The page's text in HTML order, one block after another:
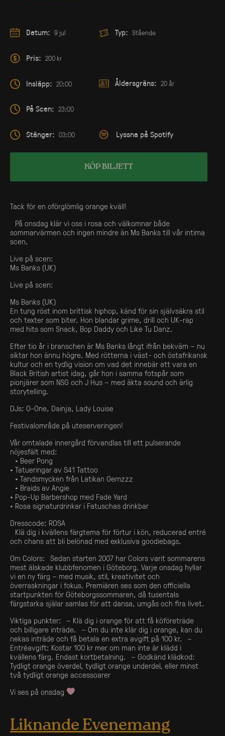
Datum: 9 jul
Pris: 200 kr
Insläpp: 20:00
På Scen: 23:00
Stänger: 03:00
Typ: Stående
Åldersgräns: 20 år
Lyssna på Spotify
KÖP BILJETT
Tack för en oförglömlig orange kväll!
På onsdag klär vi oss i rosa och välkomnar både
sommarvärmen och ingen mindre än Ms Banks till vår intima
scen.
Live på scen:
Ms Banks (UK)
Live på scen:
Ms Banks (UK)
En tung röst inom brittisk hiphop, känd för sin självsäkra stil
och texter som biter. Hon blandar grime, drill och UK-rap
med hits som Snack, Bop Daddy och Like Tu Danz.
Efter tio år i branschen är Ms Banks långt ifrån bekväm – nu
siktar hon ännu högre. Med rötterna i väst- och östafrikansk
kultur och en tydlig vision om vad det innebär att vara en
Black British artist idag, går hon i samma fotspår som
pionjärer som NSG och J Hus – med äkta sound och ärlig
storytelling.
DJs: O-One, Dainja, Lady Louise
Festivalområde på uteserveringen!
Vår omtalade innergård förvandlas till ett pulserande
nöjesfält med:
• Beer Pong
• Tatueringar av S41 Tattoo
• Tandsmycken från Latikan Gemzzz
• Braids av Angie
• Pop-Up Barbershop med Fade Yard
• Rosa signaturdrinkar i Fatuschas drinkbar
Dresscode: ROSA
Klä dig i kvällens färgtema för förtur i kön, reducerad entré
och chans att bli belönad med exklusiva goodiebags.
Om Colors: Sedan starten 2007 har Colors varit sommarens
mest älskade klubbfenomen i Göteborg. Varje onsdag hyllar
vi en ny färg – med musik, stil, kreativitet och
överraskningar i fokus. Premiären ses som den officiella
startpunkten för Göteborgssommaren, då tusentals
färgstarka själar samlas för att dansa, umgås och fira livet.
Viktiga punkter: – Klä dig i orange för att få köföreträde
och billigare inträde. – Om du inte klär dig i orange, kan du
nekas inträde och få betala en extra avgift på 100 kr. –
Entréavgift: Kostar 100 kr mer om man inte är klädd i
kvällens färg. Endast kortbetalning. – Godkänd klädkod:
Tydligt orange överdel, tydligt orange underdel, eller minst
två tydligt orange accessoarer
Vi ses på onsdag
Liknande Evenemang